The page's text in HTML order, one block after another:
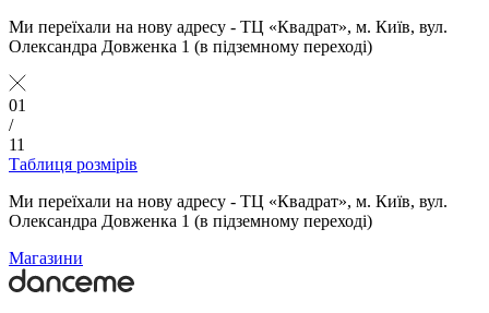
Ми переїхали на нову адресу - ТЦ «Квадрат», м. Київ, вул.
Олександра Довженка 1 (в підземному переході)
01
/
11
Таблиця розмірів
Ми переїхали на нову адресу - ТЦ «Квадрат», м. Київ, вул.
Олександра Довженка 1 (в підземному переході)
Магазини